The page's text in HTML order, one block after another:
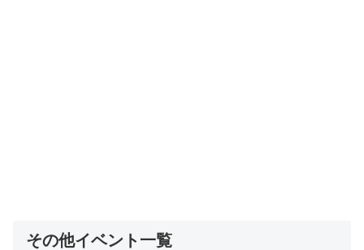
その他イベント一覧